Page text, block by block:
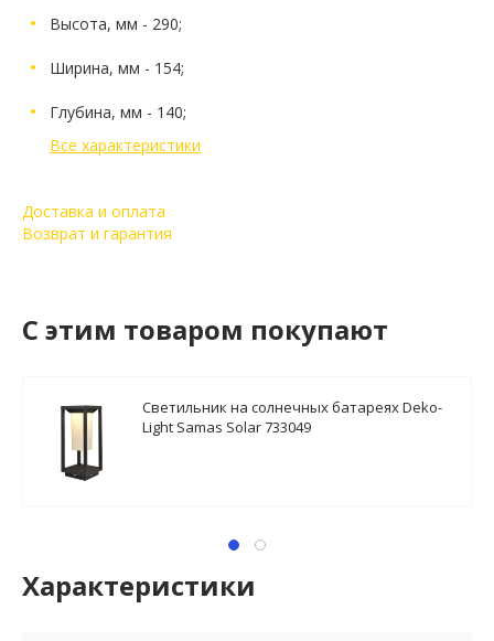
Высота, мм - 290;
Ширина, мм - 154;
Глубина, мм - 140;
Все характеристики
Доставка и оплата
Возврат и гарантия
C этим товаром покупают
Светильник на солнечных батареях Deko-
Light Samas Solar 733049
Характеристики